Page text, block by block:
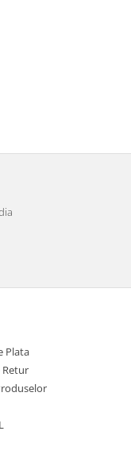
Plata
Retur